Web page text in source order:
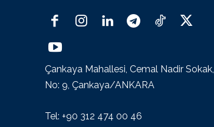
Çankaya Mahallesi, Cemal Nadir Sokak,
No: 9, Çankaya/ANKARA
Tel: +90 312 474 00 46